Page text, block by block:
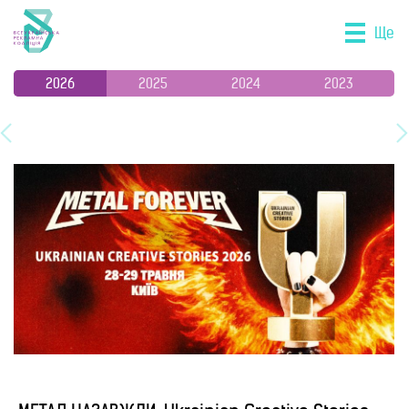
Ще
2026 2025 2024 2023